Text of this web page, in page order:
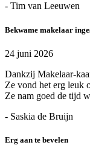
- Tim van Leeuwen
Bekwame makelaar
24 juni 2026
Dankzij Makelaar-
Ze vond het erg leuk
Ze nam goed de tijd
- Saskia de Bruijn
Erg aan te bevelen